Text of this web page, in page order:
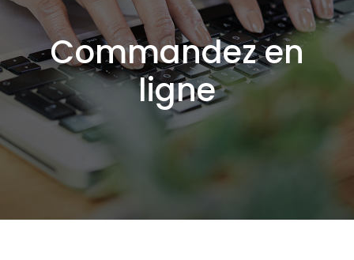
Commandez en
ligne